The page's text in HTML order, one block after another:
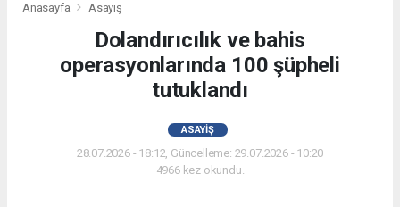
Anasayfa Asayiş
Dolandırıcılık ve bahis
operasyonlarında 100 şüpheli
tutuklandı
ASAYIŞ
28.07.2026 - 18:12, Güncelleme: 29.07.2026 - 10:20
4966 kez okundu.